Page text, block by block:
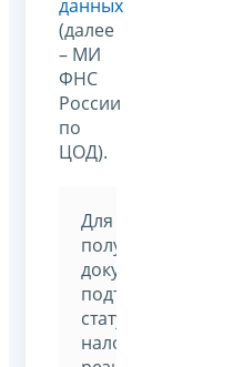
данных
(далее
– МИ
ФНС
России
по
ЦОД).
Для
получения
документа,
подтверждающего
статус
налогового